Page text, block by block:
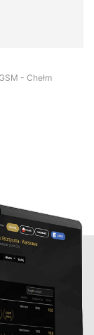
- Chełm